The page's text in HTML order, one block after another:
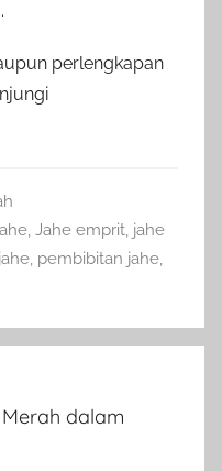
perlengkapan
, Jahe emprit, jahe
, pembibitan jahe,
dalam